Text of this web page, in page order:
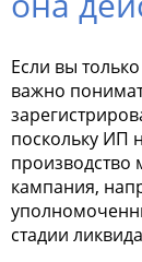
Если вы
важно
поскольку ИП
производство
кампания,
стадии